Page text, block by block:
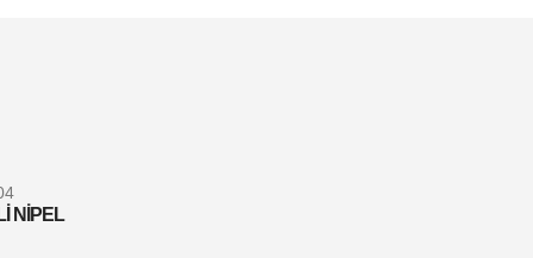
NİPEL